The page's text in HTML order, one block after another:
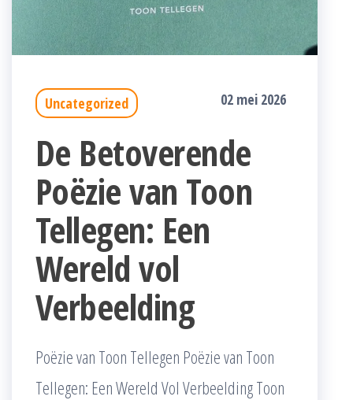
Uncategorized 02 mei 2026
De Betoverende
Poëzie van Toon
Tellegen: Een
Wereld vol
Verbeelding
Poëzie van Toon Tellegen Poëzie van Toon
Tellegen: Een Wereld Vol Verbeelding Toon